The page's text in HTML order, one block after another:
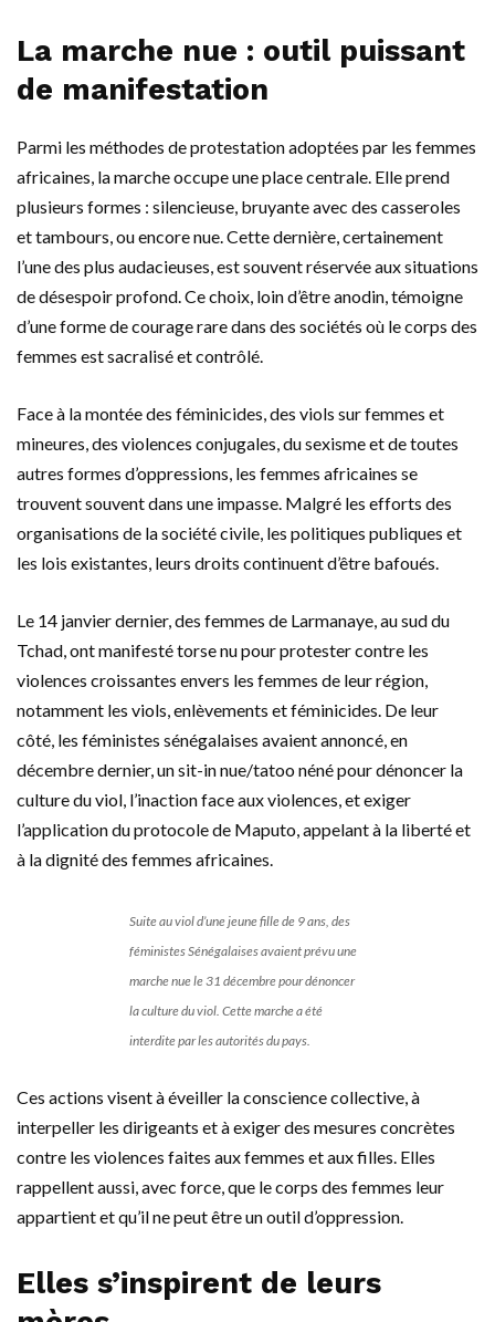
La marche nue : outil puissant
de manifestation
Parmi les méthodes de protestation adoptées par les femmes
africaines, la marche occupe une place centrale. Elle prend
plusieurs formes : silencieuse, bruyante avec des casseroles
et tambours, ou encore nue. Cette dernière, certainement
l’une des plus audacieuses, est souvent réservée aux situations
de désespoir profond. Ce choix, loin d’être anodin, témoigne
d’une forme de courage rare dans des sociétés où le corps des
femmes est sacralisé et contrôlé.
Face à la montée des féminicides, des viols sur femmes et
mineures, des violences conjugales, du sexisme et de toutes
autres formes d’oppressions, les femmes africaines se
trouvent souvent dans une impasse. Malgré les efforts des
organisations de la société civile, les politiques publiques et
les lois existantes, leurs droits continuent d’être bafoués.
Le 14 janvier dernier, des femmes de Larmanaye, au sud du
Tchad, ont manifesté torse nu pour protester contre les
violences croissantes envers les femmes de leur région,
notamment les viols, enlèvements et féminicides. De leur
côté, les féministes sénégalaises avaient annoncé, en
décembre dernier, un sit-in nue/tatoo néné pour dénoncer la
culture du viol, l’inaction face aux violences, et exiger
l’application du protocole de Maputo, appelant à la liberté et
à la dignité des femmes africaines.
Suite au viol d’une jeune fille de 9 ans, des
féministes Sénégalaises avaient prévu une
marche nue le 31 décembre pour dénoncer
la culture du viol. Cette marche a été
interdite par les autorités du pays.
Ces actions visent à éveiller la conscience collective, à
interpeller les dirigeants et à exiger des mesures concrètes
contre les violences faites aux femmes et aux filles. Elles
rappellent aussi, avec force, que le corps des femmes leur
appartient et qu’il ne peut être un outil d’oppression.
Elles s’inspirent de leurs